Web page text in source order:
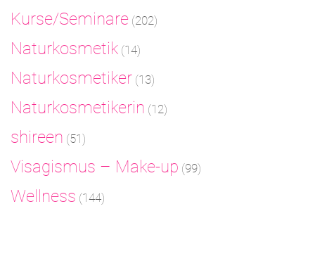
Kurse/Seminare (202)
Naturkosmetik (14)
Naturkosmetiker (13)
Naturkosmetikerin (12)
shireen (51)
Visagismus – Make-up (99)
Wellness (144)